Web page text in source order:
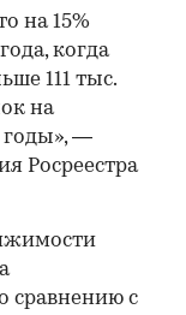
на 15%
когда
111 тыс.
на
годы», —
Росреестра
сравнению с